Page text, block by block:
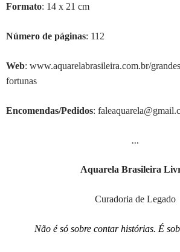
Formato: 14 x 21 cm
Número de páginas: 112
Web: www.aquarelabrasileira.com.br/
fortunas
Encomendas/Pedidos:
Aquarela Brasileira
Curadoria de Legado
Não é só sobre contar histórias. É